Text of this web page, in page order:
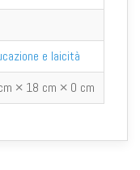
e laicità
× 18 cm × 0 cm